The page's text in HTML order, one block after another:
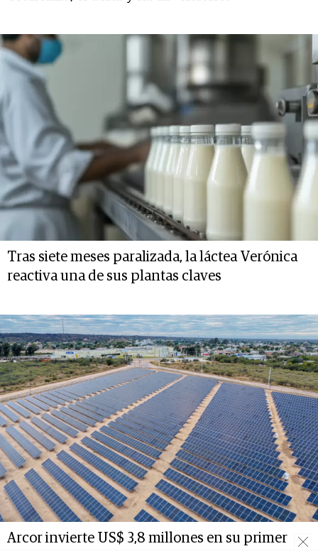
Tras siete meses paralizada, la láctea Verónica
reactiva una de sus plantas claves
Arcor invierte US$ 3,8 millones en su primer